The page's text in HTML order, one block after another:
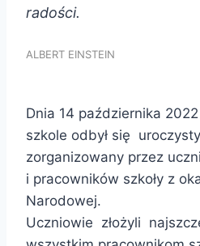
radości.
ALBERT EINSTEIN
Dnia 14 października
szkole odbył się
zorganizowany przez
i pracowników szkoły z
Narodowej.
Uczniowie złożyli